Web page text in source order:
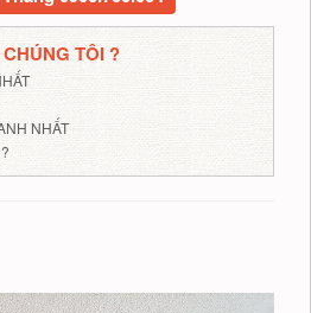
TÔI ?
NHẤT